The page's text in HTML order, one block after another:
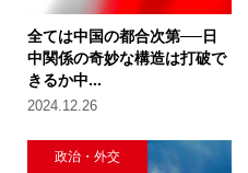
全ては中国の都合次第──日
中関係の奇妙な構造は打破で
きるか中...
2024.12.26
政治・外交